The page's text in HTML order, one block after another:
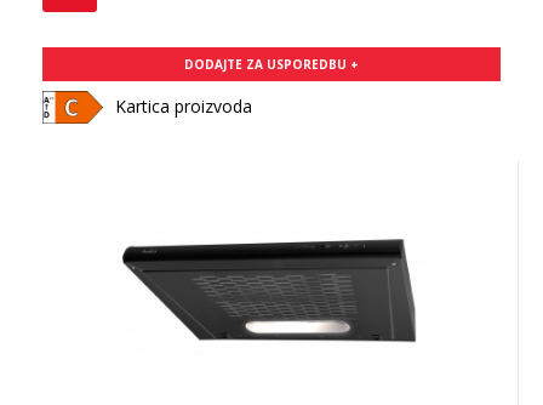
DODAJTE ZA USPOREDBU +
Kartica proizvoda